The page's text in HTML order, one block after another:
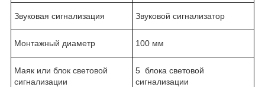
Звуковая сигнализация Звуковой сигнализатор
Монтажный диаметр 100 мм
Маяк или блок световой
сигнализации
5 блока световой
сигнализации